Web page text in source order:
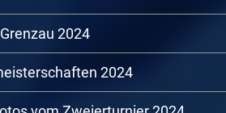
Grenzau 2024
2024